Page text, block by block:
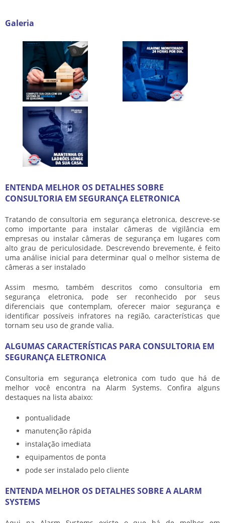
Galeria
ENTENDA MELHOR OS DETALHES SOBRE
CONSULTORIA EM SEGURANÇA ELETRONICA
Tratando deconsultoria em segurança eletronica, descreve-se
como importante para instalar câmeras de vigilância em
empresas ou instalar câmeras de segurança em lugares com
alto grau de periculosidade. Descrevendo brevemente, é feito
uma análise inicial para determinar qual o melhor sistema de
câmeras a ser instalado
Assim mesmo, também descritos como consultoria em
segurança eletronica, pode ser reconhecido por seus
diferenciais que contemplam, oferecer maior segurança e
identificar possíveis infratores na região, características que
tornam seu uso de grande valia.
ALGUMAS CARACTERÍSTICAS PARA CONSULTORIA EM
SEGURANÇA ELETRONICA
Consultoria em segurança eletronica com tudo que há de
melhor você encontra na Alarm Systems. Confira alguns
destaques na lista abaixo:
pontualidade
manutenção rápida
instalação imediata
equipamentos de ponta
pode ser instalado pelo cliente
ENTENDA MELHOR OS DETALHES SOBRE A ALARM
SYSTEMS